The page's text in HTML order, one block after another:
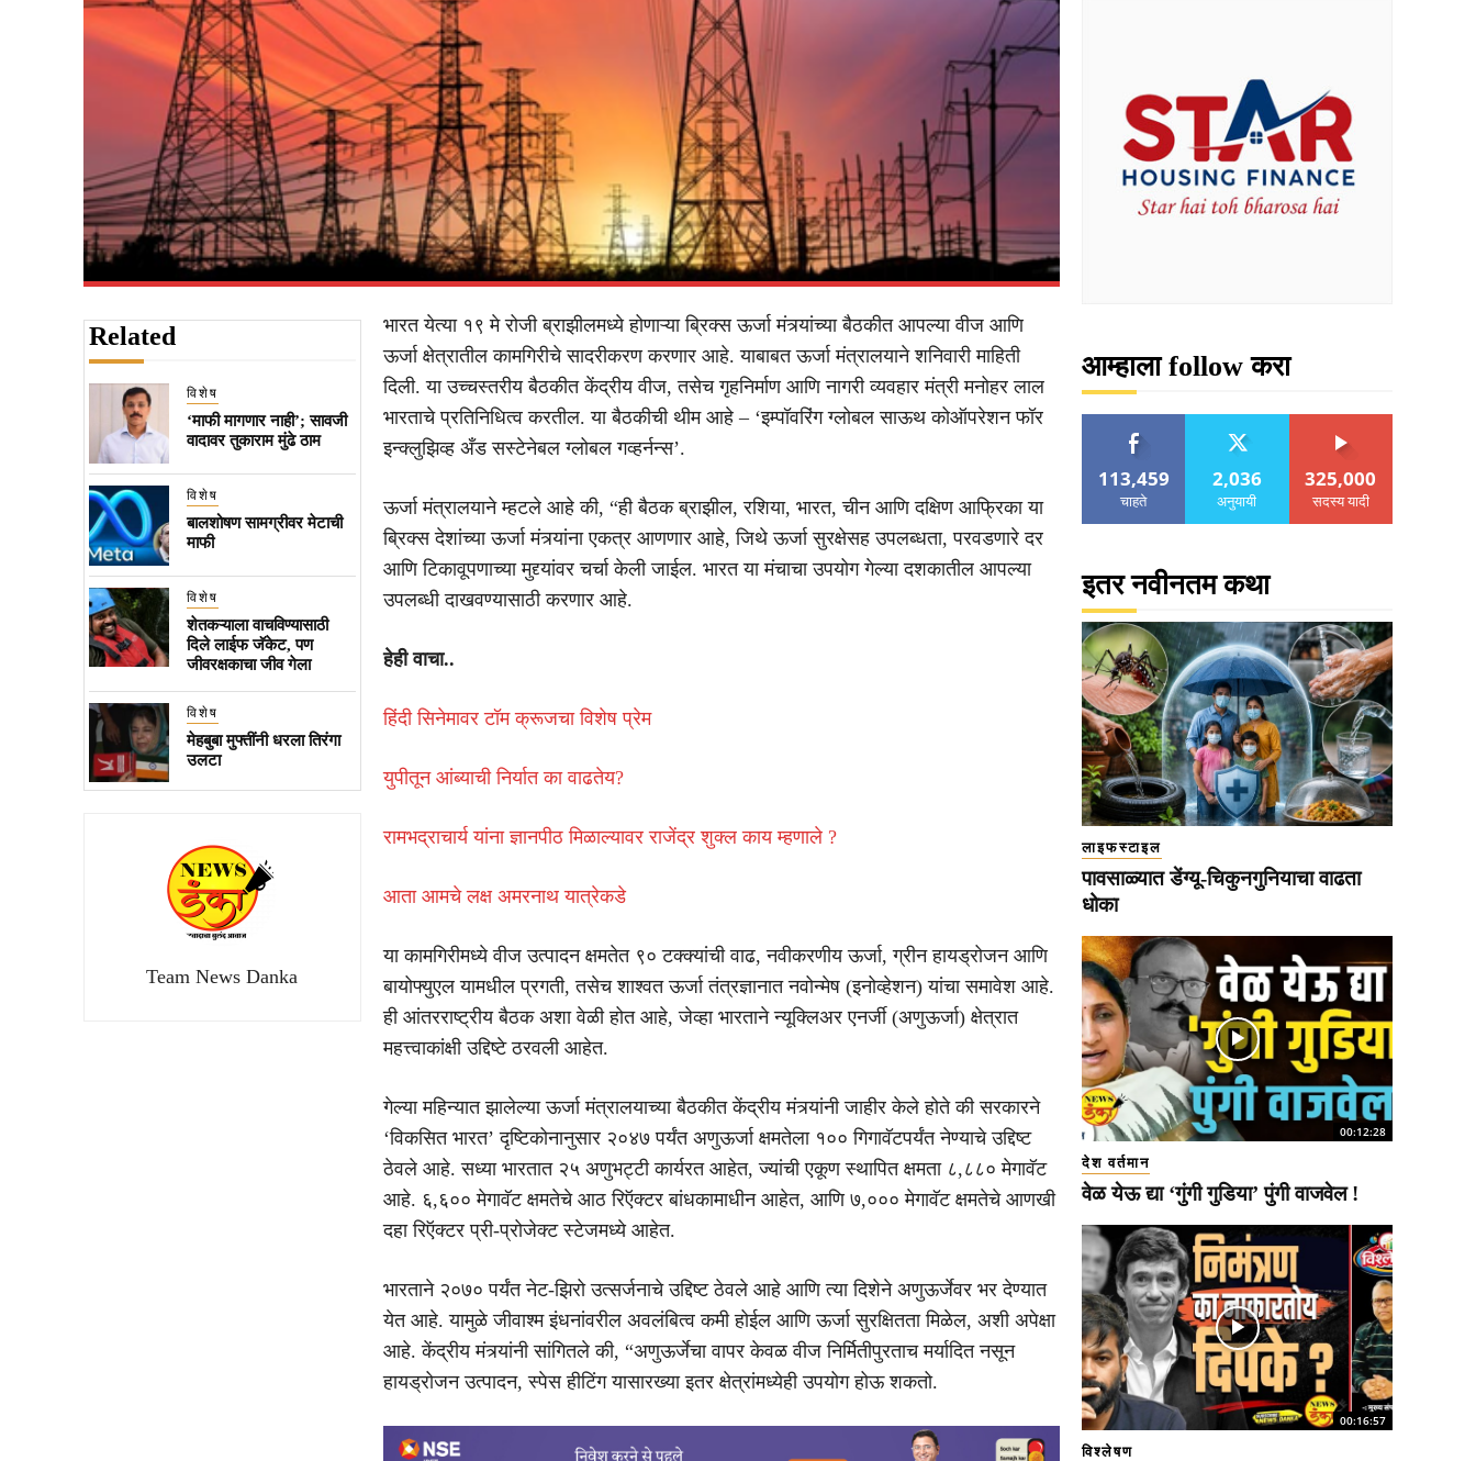
Related
विशेष
‘माफी मागणार नाही’; सावजी
वादावर तुकाराम मुंढे ठाम
विशेष
बालशोषण सामग्रीवर मेटाची
माफी
विशेष
शेतकऱ्याला वाचविण्यासाठी
दिले लाईफ जॅकेट, पण
जीवरक्षकाचा जीव गेला
विशेष
मेहबुबा मुफ्तींनी धरला तिरंगा
उलटा
Team News Danka
भारत येत्या १९ मे रोजी ब्राझीलमध्ये होणाऱ्या ब्रिक्स ऊर्जा मंत्र्यांच्या बैठकीत आपल्या वीज आणि
ऊर्जा क्षेत्रातील कामगिरीचे सादरीकरण करणार आहे. याबाबत ऊर्जा मंत्रालयाने शनिवारी माहिती
दिली. या उच्चस्तरीय बैठकीत केंद्रीय वीज, तसेच गृहनिर्माण आणि नागरी व्यवहार मंत्री मनोहर लाल
भारताचे प्रतिनिधित्व करतील. या बैठकीची थीम आहे – ‘इम्पॉवरिंग ग्लोबल साऊथ कोऑपरेशन फॉर
इन्क्लुझिव्ह अँड सस्टेनेबल ग्लोबल गव्हर्नन्स’.
ऊर्जा मंत्रालयाने म्हटले आहे की, “ही बैठक ब्राझील, रशिया, भारत, चीन आणि दक्षिण आफ्रिका या
ब्रिक्स देशांच्या ऊर्जा मंत्र्यांना एकत्र आणणार आहे, जिथे ऊर्जा सुरक्षेसह उपलब्धता, परवडणारे दर
आणि टिकावूपणाच्या मुद्द्यांवर चर्चा केली जाईल. भारत या मंचाचा उपयोग गेल्या दशकातील आपल्या
उपलब्धी दाखवण्यासाठी करणार आहे.
हेही वाचा..
हिंदी सिनेमावर टॉम क्रूजचा विशेष प्रेम
युपीतून आंब्याची निर्यात का वाढतेय?
रामभद्राचार्य यांना ज्ञानपीठ मिळाल्यावर राजेंद्र शुक्ल काय म्हणाले ?
आता आमचे लक्ष अमरनाथ यात्रेकडे
या कामगिरीमध्ये वीज उत्पादन क्षमतेत ९० टक्क्यांची वाढ, नवीकरणीय ऊर्जा, ग्रीन हायड्रोजन आणि
बायोफ्युएल यामधील प्रगती, तसेच शाश्वत ऊर्जा तंत्रज्ञानात नवोन्मेष (इनोव्हेशन) यांचा समावेश आहे.
ही आंतरराष्ट्रीय बैठक अशा वेळी होत आहे, जेव्हा भारताने न्यूक्लिअर एनर्जी (अणुऊर्जा) क्षेत्रात
महत्त्वाकांक्षी उद्दिष्टे ठरवली आहेत.
गेल्या महिन्यात झालेल्या ऊर्जा मंत्रालयाच्या बैठकीत केंद्रीय मंत्र्यांनी जाहीर केले होते की सरकारने
‘विकसित भारत’ दृष्टिकोनानुसार २०४७ पर्यंत अणुऊर्जा क्षमतेला १०० गिगावॅटपर्यंत नेण्याचे उद्दिष्ट
ठेवले आहे. सध्या भारतात २५ अणुभट्टी कार्यरत आहेत, ज्यांची एकूण स्थापित क्षमता ८,८८० मेगावॅट
आहे. ६,६०० मेगावॅट क्षमतेचे आठ रिऍक्टर बांधकामाधीन आहेत, आणि ७,००० मेगावॅट क्षमतेचे आणखी
दहा रिऍक्टर प्री-प्रोजेक्ट स्टेजमध्ये आहेत.
भारताने २०७० पर्यंत नेट-झिरो उत्सर्जनाचे उद्दिष्ट ठेवले आहे आणि त्या दिशेने अणुऊर्जेवर भर देण्यात
येत आहे. यामुळे जीवाश्म इंधनांवरील अवलंबित्व कमी होईल आणि ऊर्जा सुरक्षितता मिळेल, अशी अपेक्षा
आहे. केंद्रीय मंत्र्यांनी सांगितले की, “अणुऊर्जेचा वापर केवळ वीज निर्मितीपुरताच मर्यादित नसून
हायड्रोजन उत्पादन, स्पेस हीटिंग यासारख्या इतर क्षेत्रांमध्येही उपयोग होऊ शकतो.
आम्हाला follow करा
113,459
चाहते
2,036
अनुयायी
325,000
सदस्य यादी
इतर नवीनतम कथा
लाइफस्टाइल
पावसाळ्यात डेंग्यू-चिकुनगुनियाचा वाढता
धोका
00:12:28
देश वर्तमान
वेळ येऊ द्या ‘गुंगी गुडिया’ पुंगी वाजवेल !
00:16:57
विश्लेषण